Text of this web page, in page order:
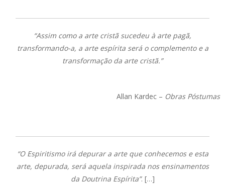
“Assim como a arte cristã sucedeu à arte pagã,
transformando-a, a arte espírita será o complemento e a
transformação da arte cristã.”
Allan Kardec – Obras Póstumas
“O Espiritismo irá depurar a arte que conhecemos e esta
arte, depurada, será aquela inspirada nos ensinamentos
da Doutrina Espírita”. […]